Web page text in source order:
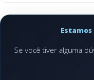
Se você tiver alguma